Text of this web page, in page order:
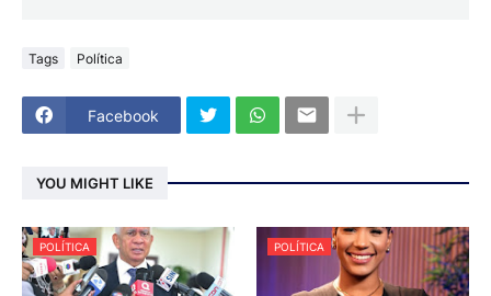
Tags Política
Facebook
YOU MIGHT LIKE
POLÍTICA POLÍTICA